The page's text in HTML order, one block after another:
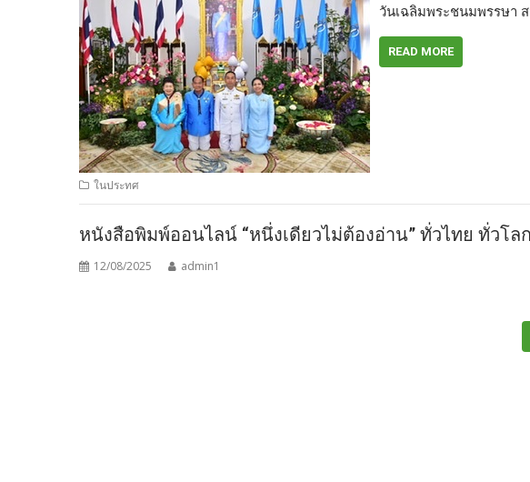
วันเฉลิมพระชนมพรรษา
READ MORE
ในประทศ
หนังสือพิมพ์ออนไลน์ “หนึ่งเดียวไม่ต้องอ่าน” ทั่วไทย ทั่วโ
12/08/2025 admin1